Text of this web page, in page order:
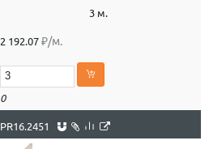
3 м.
2 192.07 ₽/м.
0
PR16.2451